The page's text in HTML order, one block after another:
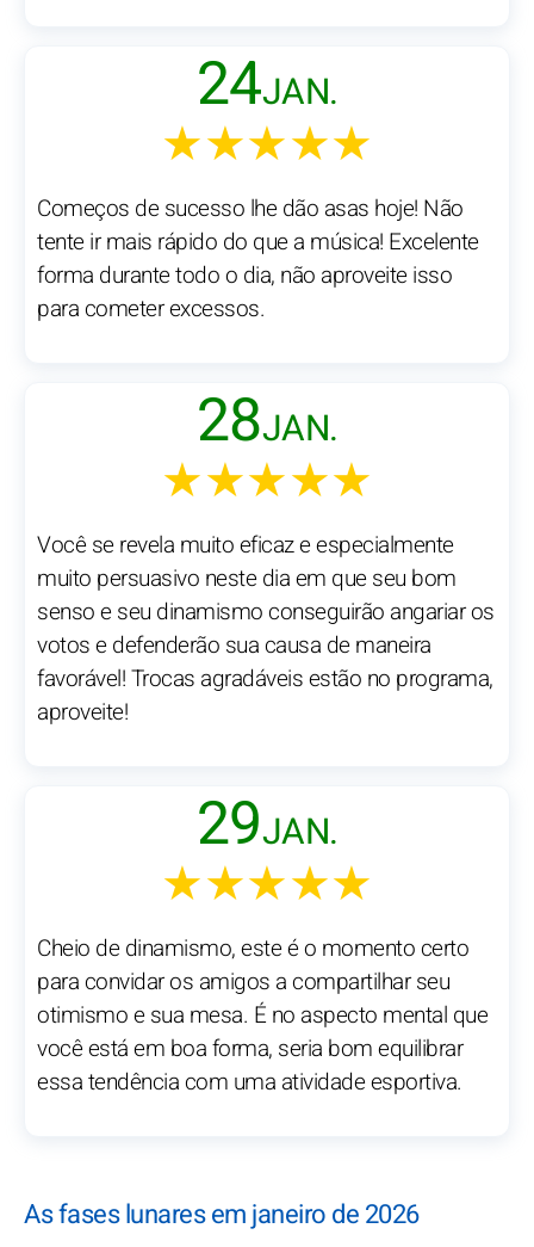
24JAN.
★★★★★
Começos de sucesso lhe dão asas hoje! Não
tente ir mais rápido do que a música! Excelente
forma durante todo o dia, não aproveite isso
para cometer excessos.
28JAN.
★★★★★
Você se revela muito eficaz e especialmente
muito persuasivo neste dia em que seu bom
senso e seu dinamismo conseguirão angariar os
votos e defenderão sua causa de maneira
favorável! Trocas agradáveis estão no programa,
aproveite!
29JAN.
★★★★★
Cheio de dinamismo, este é o momento certo
para convidar os amigos a compartilhar seu
otimismo e sua mesa. É no aspecto mental que
você está em boa forma, seria bom equilibrar
essa tendência com uma atividade esportiva.
As fases lunares em janeiro de 2026